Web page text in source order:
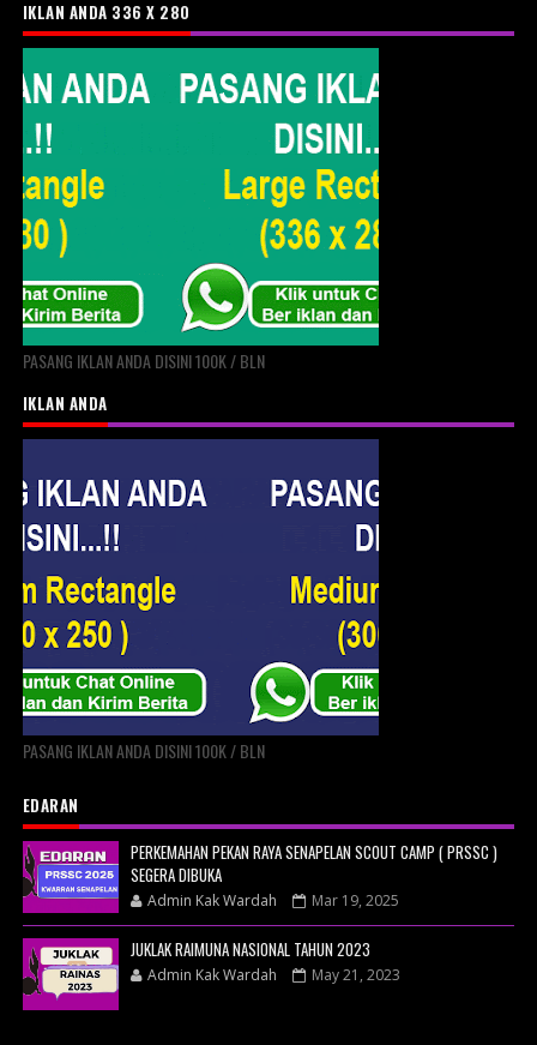
IKLAN ANDA 336 X 280
PASANG IKLAN ANDA DISINI 100K / BLN
IKLAN ANDA
PASANG IKLAN ANDA DISINI 100K / BLN
EDARAN
PERKEMAHAN PEKAN RAYA SENAPELAN SCOUT CAMP ( PRSSC )
SEGERA DIBUKA
Admin Kak Wardah Mar 19, 2025
JUKLAK RAIMUNA NASIONAL TAHUN 2023
Admin Kak Wardah May 21, 2023